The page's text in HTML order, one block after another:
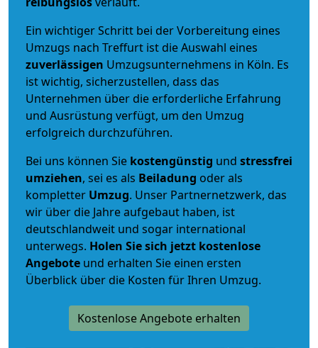
Ein wichtiger Schritt bei der Vorbereitung eines
Umzugs nach Treffurt ist die Auswahl eines
zuverlässigen Umzugsunternehmens in Köln. Es
ist wichtig, sicherzustellen, dass das
Unternehmen über die erforderliche Erfahrung
und Ausrüstung verfügt, um den Umzug
erfolgreich durchzuführen.
Bei uns können Sie kostengünstig und stressfrei
umziehen, sei es als Beiladung oder als
kompletter Umzug. Unser Partnernetzwerk, das
wir über die Jahre aufgebaut haben, ist
deutschlandweit und sogar international
unterwegs. Holen Sie sich jetzt kostenlose
Angebote und erhalten Sie einen ersten
Überblick über die Kosten für Ihren Umzug.
Kostenlose Angebote erhalten